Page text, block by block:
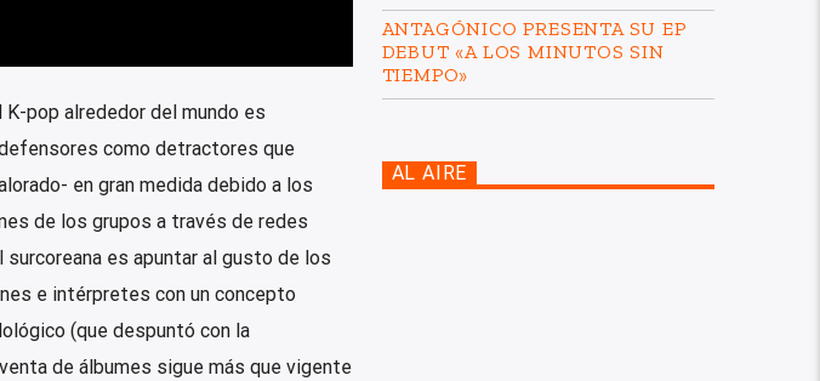
pop alrededor del mundo es
como detractores que
en gran medida debido a los
de los grupos a través de redes
es apuntar al gusto de los
e intérpretes con un concepto
(que despuntó con la
de álbumes sigue más que vigente
ANTAGÓNICO PRESENTA SU EP
DEBUT «A LOS MINUTOS SIN
TIEMPO»
AL AIRE